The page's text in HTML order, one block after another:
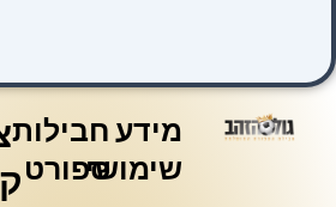
מידע
שימושי
חבילות
ספורט